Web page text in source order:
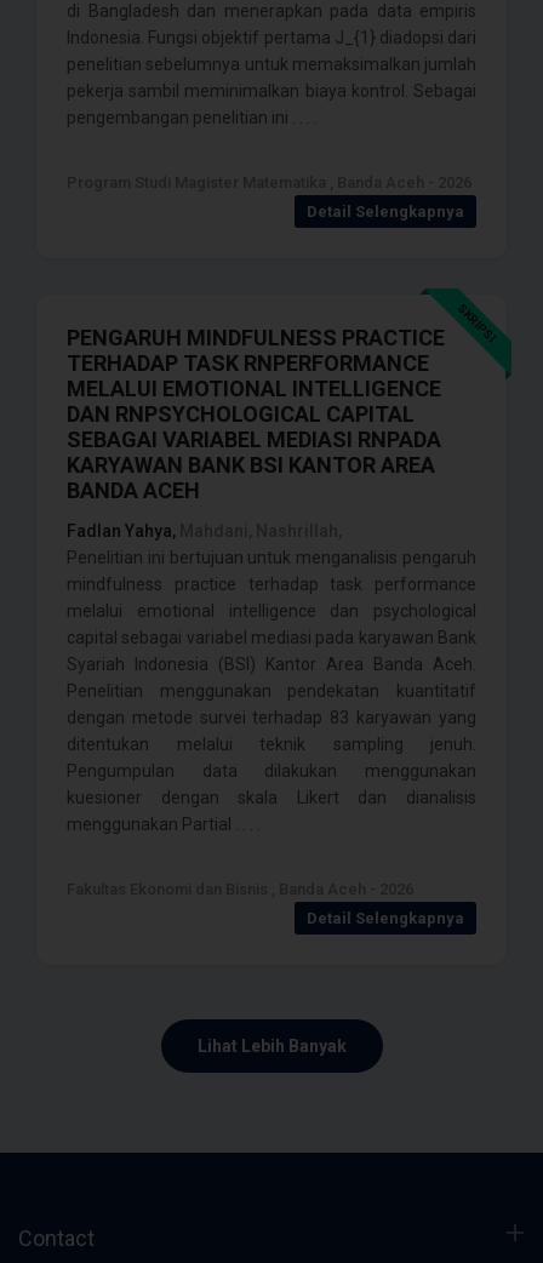
di Bangladesh dan menerapkan pada data empiris
Indonesia. Fungsi objektif pertama J_{1} diadopsi dari
penelitian sebelumnya untuk memaksimalkan jumlah
pekerja sambil meminimalkan biaya kontrol. Sebagai
pengembangan penelitian ini . . . .
Detail Selengkapnya
SKRIPSI
PENGARUH MINDFULNESS PRACTICE
TERHADAP TASK RNPERFORMANCE
MELALUI EMOTIONAL INTELLIGENCE
DAN RNPSYCHOLOGICAL CAPITAL
SEBAGAI VARIABEL MEDIASI RNPADA
KARYAWAN BANK BSI KANTOR AREA
BANDA ACEH
Fadlan Yahya,
Penelitian ini bertujuan untuk menganalisis pengaruh
mindfulness practice terhadap task performance
melalui emotional intelligence dan psychological
capital sebagai variabel mediasi pada karyawan Bank
Syariah Indonesia (BSI) Kantor Area Banda Aceh.
Penelitian menggunakan pendekatan kuantitatif
dengan metode survei terhadap 83 karyawan yang
ditentukan melalui teknik sampling jenuh.
Pengumpulan data dilakukan menggunakan
kuesioner dengan skala Likert dan dianalisis
menggunakan Partial . . . .
Detail Selengkapnya
Lihat Lebih Banyak
Contact